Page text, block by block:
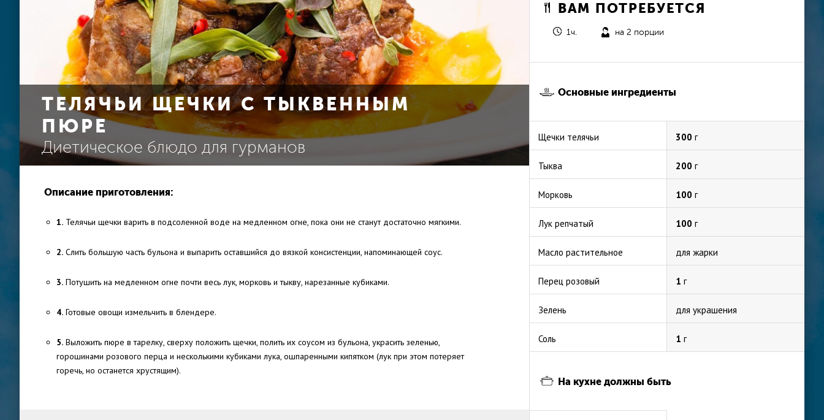
ТЕЛЯЧЬИ ЩЕЧКИ С ТЫКВЕННЫМ
ПЮРЕ
Диетическое блюдо для гурманов
Описание приготовления:
1. Телячьи щечки варить в подсоленной воде на медленном огне, пока они не станут достаточно мягкими.
2. Слить большую часть бульона и выпарить оставшийся до вязкой консистенции, напоминающей соус.
3. Потушить на медленном огне почти весь лук, морковь и тыкву, нарезанные кубиками.
4. Готовые овощи измельчить в блендере.
5. Выложить пюре в тарелку, сверху положить щечки, полить их соусом из бульона, украсить зеленью,
горошинами розового перца и несколькими кубиками лука, ошпаренными кипятком (лук при этом потеряет
горечь, но останется хрустящим).
ВАМ ПОТРЕБУЕТСЯ
1ч. на 2 порции
Основные ингредиенты
Щечки телячьи 300 г
Тыква 200 г
Морковь 100 г
Лук репчатый 100 г
Масло растительное для жарки
Перец розовый 1 г
Зелень для украшения
Соль 1 г
На кухне должны быть